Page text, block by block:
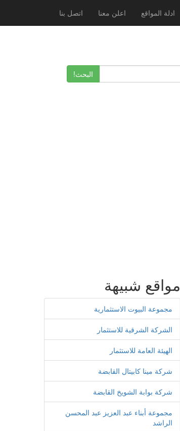
ادلة المواقع اعلن معنا اتصل بنا
البحث!
مواقع شبيهة
مجموعة البيوت الاستثمارية
الشركة الشرقية للاستثمار
الهيئة العامة للاستثمار
شركة مينا كابيتال القابضة
شركة بوابة الشويخ القابضة
مجموعة أبناء عبد العزيز عبد المحسن
الراشد